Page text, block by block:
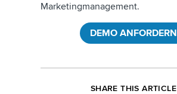
Marketingmanagement.
DEMO ANFORDERN
SHARE THIS ARTICLE